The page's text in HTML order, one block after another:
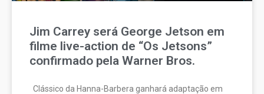
Jim Carrey será George Jetson em
filme live-action de “Os Jetsons”
confirmado pela Warner Bros.
Clássico da Hanna-Barbera ganhará adaptação em